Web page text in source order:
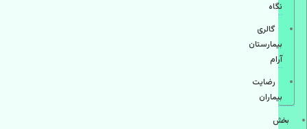
نگاه
گالری
بیمارستان
آرام
رضایت
بیماران
بخش